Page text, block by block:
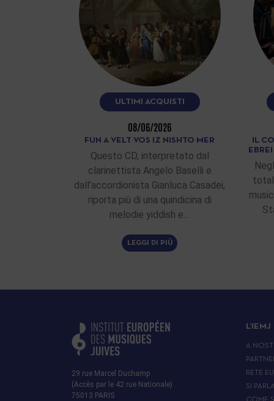
ULTIMI ACQUISTI
08/06/2026
FUN A VELT VOS IZ NISHTO MER
Questo CD, interpretato dal
clarinettista Angelo Baselli e
dall’accordionista Gianluca Casadei,
riporta più di una quindicina di
melodie yiddish e…
LEGGI DI PIÙ
IL
29 rue Marcel Duchamp
(Accès par le 42 rue Nationale)
75013 PARIS
L’IEMJ
A
RETE
SI
COME